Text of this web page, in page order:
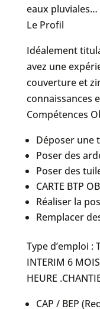
eaux pluviales…
Le Profil
Idéalement
avez une
couverture et
connaissances
Compétences
Déposer une
Poser des
Poser des
CARTE BTP
Réaliser la
Remplacer
Type d’emploi :
INTERIM 6
HEURE
CAP / BEP